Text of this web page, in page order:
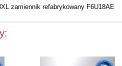
zamiennik refabrykowany F6U18AE